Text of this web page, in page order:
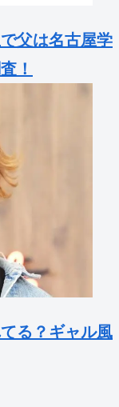
父は名古屋学
！
る？ギャル風